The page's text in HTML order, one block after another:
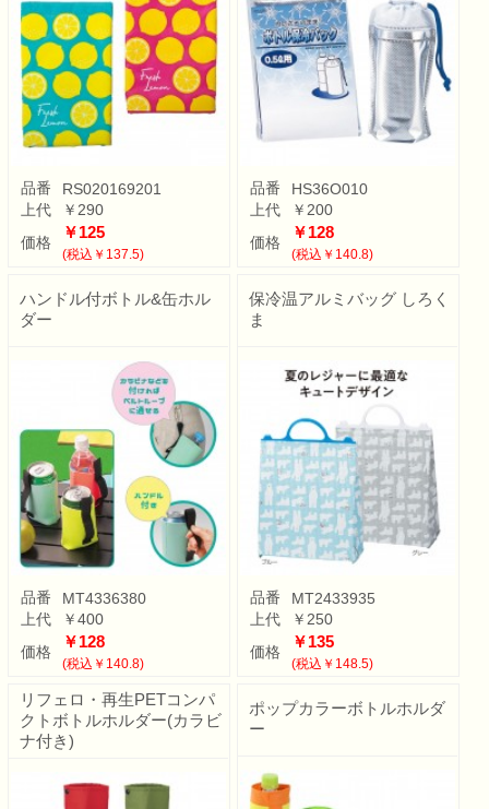
品番
RS020169201
上代
￥290
価格
￥125
(税込￥137.5)
品番
HS36O010
上代
￥200
価格
￥128
(税込￥140.8)
ハンドル付ボトル&缶ホル
ダー
品番
MT4336380
上代
￥400
価格
￥128
(税込￥140.8)
保冷温アルミバッグ しろく
ま
品番
MT2433935
上代
￥250
価格
￥135
(税込￥148.5)
リフェロ・再生PETコンパ
クトボトルホルダー(カラビ
ナ付き)
ポップカラーボトルホルダ
ー